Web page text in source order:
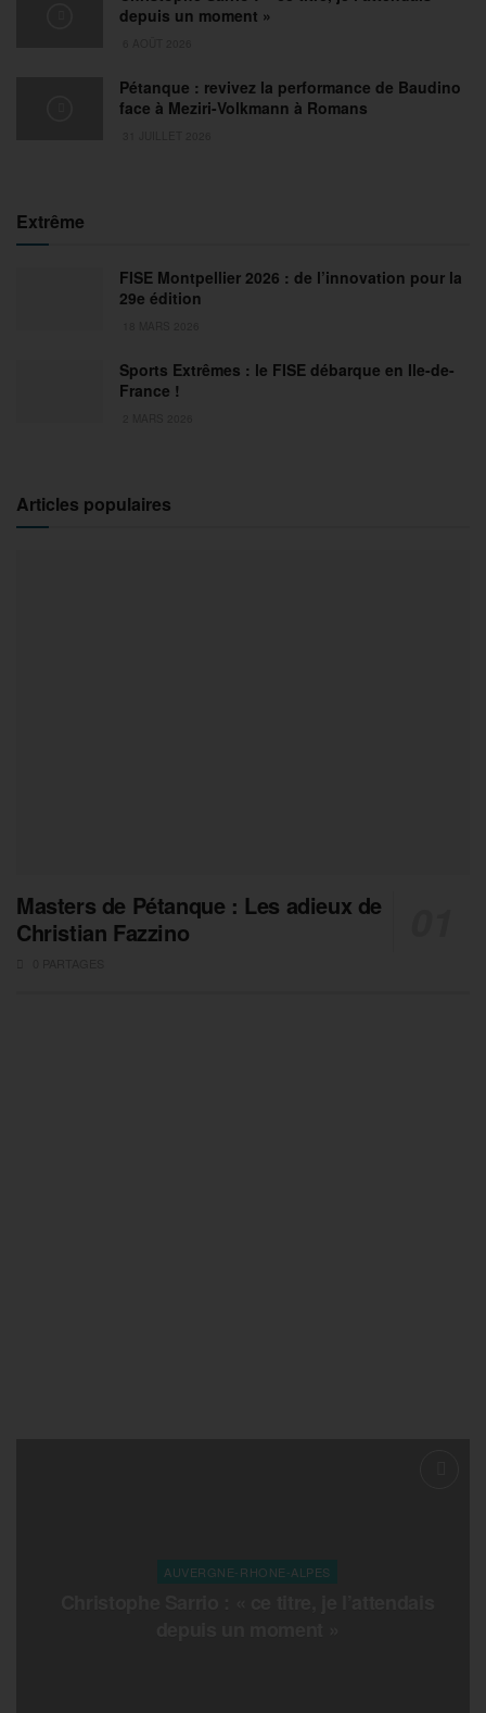
depuis un moment »
Pétanque : revivez la performance de Baudino
face à Meziri-Volkmann à Romans
Extrême
FISE Montpellier 2026 : de l’innovation pour la
29e édition
Sports Extrêmes : le FISE débarque en Ile-de-
France !
Articles populaires
Masters de Pétanque : Les adieux de
Christian Fazzino
AUVERGNE-RHONE-ALPES